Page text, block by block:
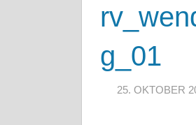
g_01
25. OKTOBER